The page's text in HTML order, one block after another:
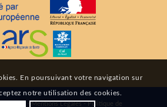
- 2026 -Mentions Légales-Politique de
En poursuivant votre navigation sur
notre utilisation des cookies.